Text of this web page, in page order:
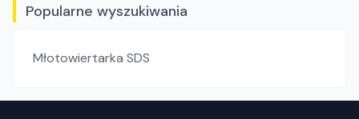
Popularne wyszukiwania
Młotowiertarka SDS